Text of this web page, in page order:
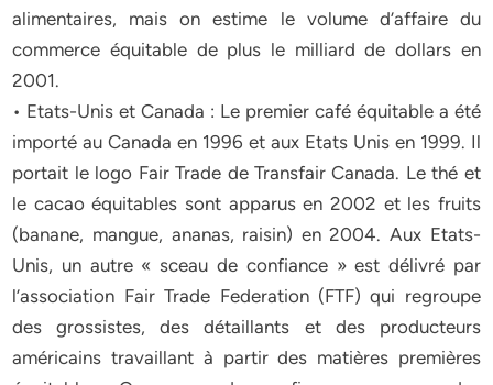
alimentaires, mais on estime le volume d’affaire du
commerce équitable de plus le milliard de dollars en
2001.
• Etats-Unis et Canada : Le premier café équitable a été
importé au Canada en 1996 et aux Etats Unis en 1999. Il
portait le logo Fair Trade de Transfair Canada. Le thé et
le cacao équitables sont apparus en 2002 et les fruits
(banane, mangue, ananas, raisin) en 2004. Aux Etats-
Unis, un autre « sceau de confiance » est délivré par
l’association Fair Trade Federation (FTF) qui regroupe
des grossistes, des détaillants et des producteurs
américains travaillant à partir des matières premières